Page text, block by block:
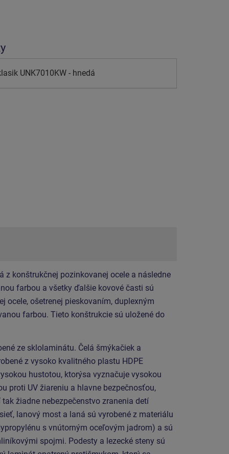
UNK7010KW - hnedá
z konštrukčnej pozinkovanej ocele a následne
farbou a všetky ďalšie kovové časti sú
ocele, ošetrenej pieskovaním, duplexným
farbou. Tieto konštrukcie sú uložené do
ze sklolaminátu. Čelá šmýkačiek a
z vysoko kvalitného plastu HDPE
hustotou, ktorýsa vyznačuje vysokou
proti UV žiareniu a hlavne bezpečnosťou,
žiadne nebezpečenstvo zranenia detí
lanový most a laná sú vyrobené z materiálu
s vnútorným oceľovým jadrom) a sú
spojmi. Podesty a lezecké steny sú